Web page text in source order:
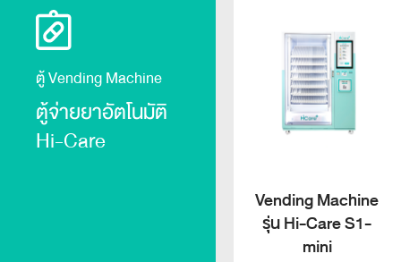
ตู้ Vending Machine
ตู้จ่ายยาอัตโนมัติ
Hi-Care
Vending Machine
รุ่น Hi-Care S1-
mini